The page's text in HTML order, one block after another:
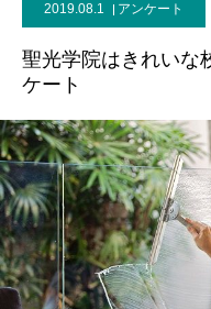
2019.08.1 アンケート
聖光学院はきれいな
ケート